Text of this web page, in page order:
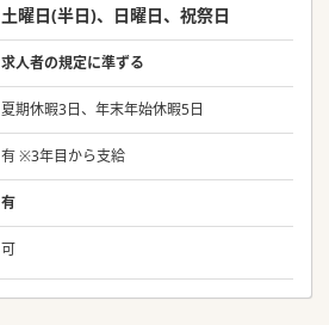
土曜日(半日)、日曜日、祝祭日
求人者の規定に準ずる
夏期休暇3日、年末年始休暇5日
有 ※3年目から支給
有
可